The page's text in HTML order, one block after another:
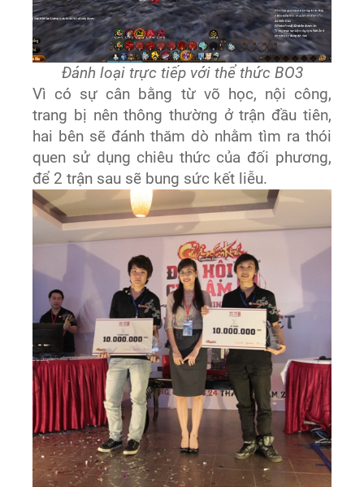
Đánh loại trực tiếp với thể thức BO3
Vì có sự cân bằng từ võ học, nội công,
trang bị nên thông thường ở trận đầu tiên,
hai bên sẽ đánh thăm dò nhằm tìm ra thói
quen sử dụng chiêu thức của đối phương,
để 2 trận sau sẽ bung sức kết liễu.